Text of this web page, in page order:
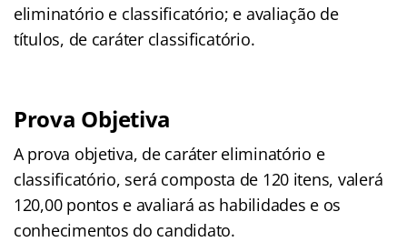
eliminatório e classificatório; e avaliação de
títulos, de caráter classificatório.
Prova Objetiva
A prova objetiva, de caráter eliminatório e
classificatório, será composta de 120 itens, valerá
120,00 pontos e avaliará as habilidades e os
conhecimentos do candidato.